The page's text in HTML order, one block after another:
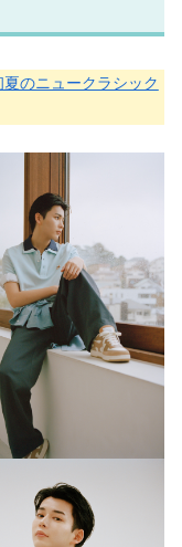
のニュークラシック